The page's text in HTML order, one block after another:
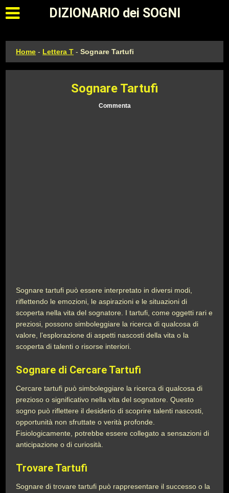
Apri il menu principale
DIZIONARIO dei SOGNI
Home - Lettera T -Sognare Tartufi
Sognare Tartufi
Commenta
Sognare tartufi può essere interpretato in diversi modi,
riflettendo le emozioni, le aspirazioni e le situazioni di
scoperta nella vita del sognatore. I tartufi, come oggetti rari e
preziosi, possono simboleggiare la ricerca di qualcosa di
valore, l’esplorazione di aspetti nascosti della vita o la
scoperta di talenti o risorse interiori.
Sognare di Cercare Tartufi
Cercare tartufi può simboleggiare la ricerca di qualcosa di
prezioso o significativo nella vita del sognatore. Questo
sogno può riflettere il desiderio di scoprire talenti nascosti,
opportunità non sfruttate o verità profonde.
Fisiologicamente, potrebbe essere collegato a sensazioni di
anticipazione o di curiosità.
Trovare Tartufi
Sognare di trovare tartufi può rappresentare il successo o la